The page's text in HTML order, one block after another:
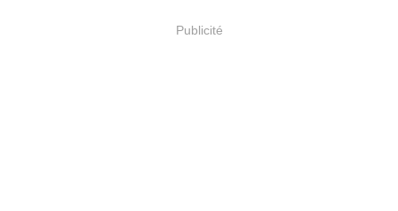
Publicité